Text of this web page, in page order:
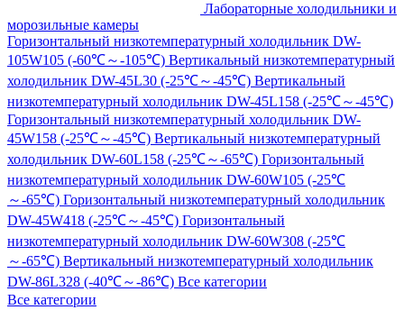
Лабораторные холодильники и
морозильные камеры
Горизонтальный низкотемпературный холодильник DW-
105W105 (-60℃～-105℃) Вертикальный низкотемпературный
холодильник DW-45L30 (-25℃～-45℃) Вертикальный
низкотемпературный холодильник DW-45L158 (-25℃～-45℃)
Горизонтальный низкотемпературный холодильник DW-
45W158 (-25℃～-45℃) Вертикальный низкотемпературный
холодильник DW-60L158 (-25℃～-65℃) Горизонтальный
низкотемпературный холодильник DW-60W105 (-25℃
～-65℃) Горизонтальный низкотемпературный холодильник
DW-45W418 (-25℃～-45℃) Горизонтальный
низкотемпературный холодильник DW-60W308 (-25℃
～-65℃) Вертикальный низкотемпературный холодильник
DW-86L328 (-40℃～-86℃) Все категории
Все категории